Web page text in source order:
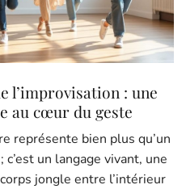
l’improvisation : une
au cœur du geste
représente bien plus qu’un
un langage vivant, une
jongle entre l’intérieur